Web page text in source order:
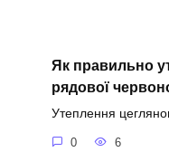
Як правильно
рядової
Утеплення
0 6